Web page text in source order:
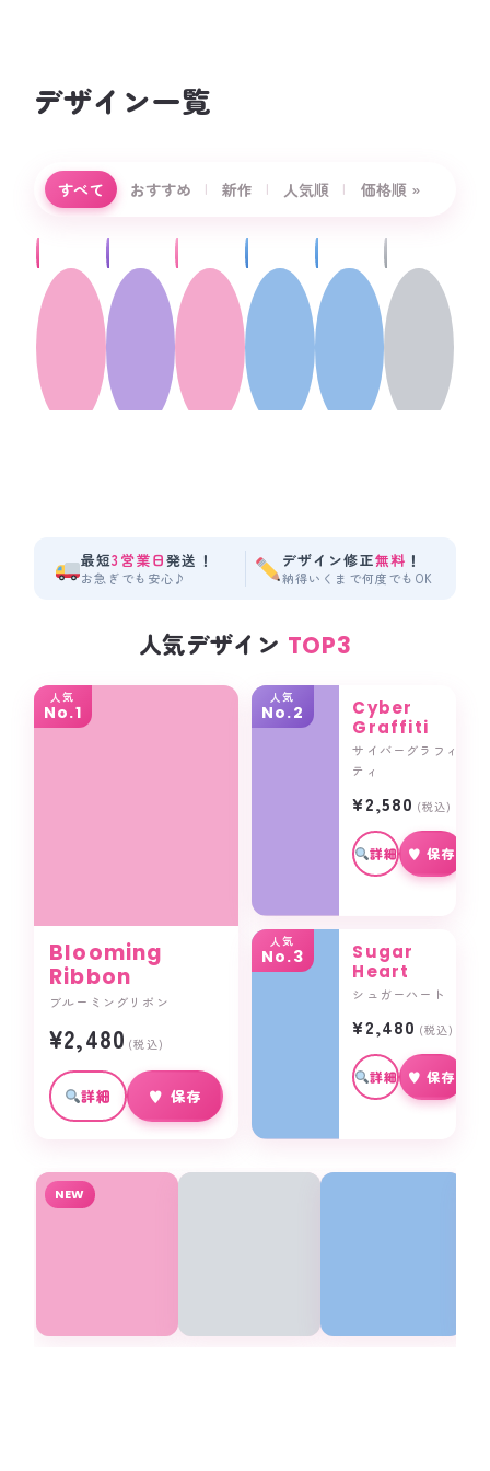
デザイン一覧
今すぐチェック
トレンド感たっぷりの
デザインを集めました。
すべて おすすめ | 新作 | 人気順 | 価格順 »
最短3営業日発送！
お急ぎでも安心♪
デザイン修正無料 ！
納得いくまで何度でもOK
人気デザイン TOP3
人気
No.1
Blooming
Ribbon
ブルーミングリボン
¥2,480 (税込)
詳細 ♥ 保存
人気
No.2
Cyber
Graffiti
サイバーグラフィ
ティ
¥2,580 (税込)
詳細 ♥ 保存
人気
No.3
Sugar
Heart
シュガーハート
¥2,480 (税込)
詳細 ♥ 保存
NEW